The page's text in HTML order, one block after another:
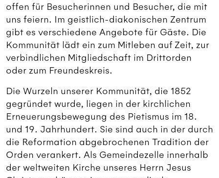
offen für Besucherinnen und Besucher, die mit
uns feiern. Im geistlich-diakonischen Zentrum
gibt es verschiedene Angebote für Gäste. Die
Kommunität lädt ein zum Mitleben auf Zeit, zur
verbindlichen Mitgliedschaft im Drittorden
oder zum Freundeskreis.
Die Wurzeln unserer Kommunität, die 1852
gegründet wurde, liegen in der kirchlichen
Erneuerungsbewegung des Pietismus im 18.
und 19. Jahrhundert. Sie sind auch in der durch
die Reformation abgebrochenen Tradition der
Orden verankert. Als Gemeindezelle innerhalb
der weltweiten Kirche unseres Herrn Jesus